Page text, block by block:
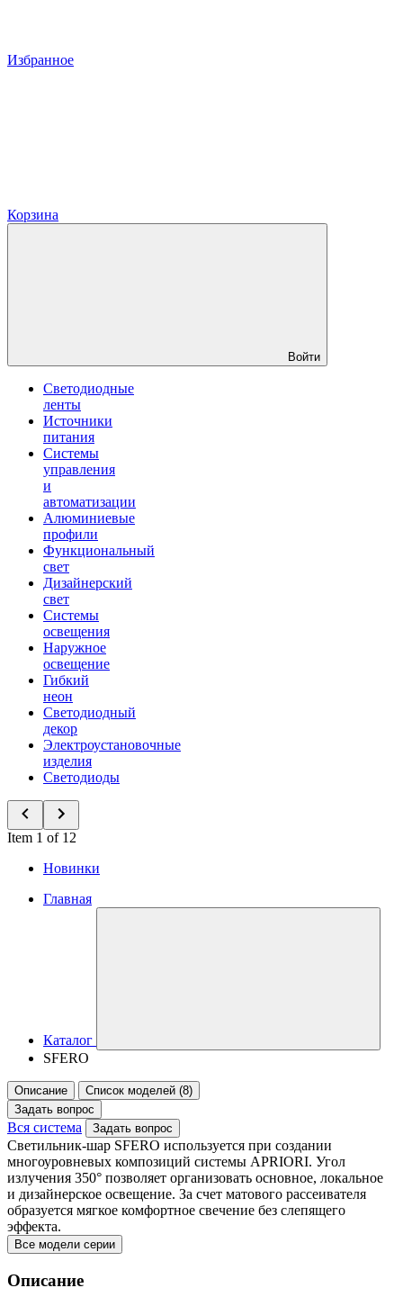
Избранное
Корзина
Войти
Светодиодные
ленты
Источники
питания
Системы
управления
и
автоматизации
Алюминиевые
профили
Функциональный
свет
Дизайнерский
свет
Системы
освещения
Наружное
освещение
Гибкий
неон
Светодиодный
декор
Электроустановочные
изделия
Светодиоды
Item 1 of 12
Новинки
Главная
Каталог
SFERO
Описание
Список моделей (8)
Задать вопрос
Вся система Задать вопрос
Светильник-шар SFERO используется при создании
многоуровневых композиций системы APRIORI. Угол
излучения 350° позволяет организовать основное, локальное
и дизайнерское освещение. За счет матового рассеивателя
образуется мягкое комфортное свечение без слепящего
эффекта.
Все модели серии
Описание